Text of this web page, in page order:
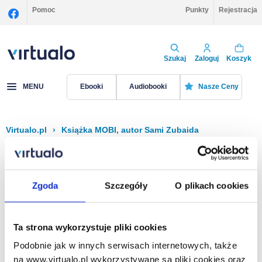
Zgoda Szczegóły O plikach cookies
Ta strona wykorzystuje pliki cookies
Podobnie jak w innych serwisach internetowych, także
na www.virtualo.pl wykorzystywane są pliki cookies oraz
Pomoc Punkty Rejestracja
Szukaj Zaloguj Koszyk
MENU Ebooki Audiobooki Nasze Ceny
Virtualo.pl › Książka MOBI, autor Sami Zubaida
Filtruj Sortuj
Na stronie